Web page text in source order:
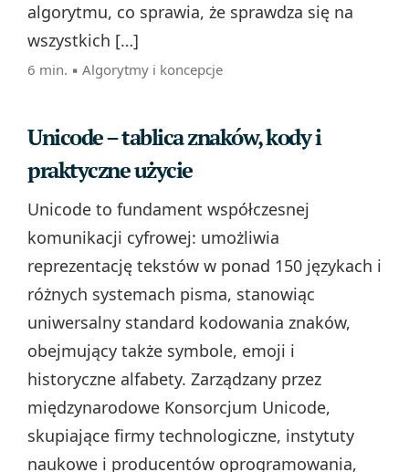
algorytmu, co sprawia, że sprawdza się na
wszystkich […]
6 min. ▪ Algorytmy i koncepcje
Unicode – tablica znaków, kody i
praktyczne użycie
Unicode to fundament współczesnej
komunikacji cyfrowej: umożliwia
reprezentację tekstów w ponad 150 językach i
różnych systemach pisma, stanowiąc
uniwersalny standard kodowania znaków,
obejmujący także symbole, emoji i
historyczne alfabety. Zarządzany przez
międzynarodowe Konsorcjum Unicode,
skupiające firmy technologiczne, instytuty
naukowe i producentów oprogramowania,